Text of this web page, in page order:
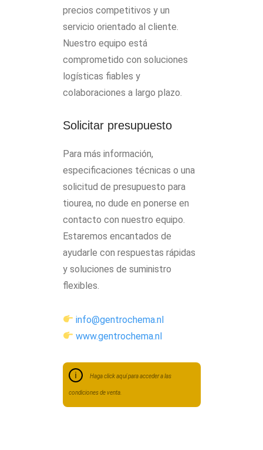
precios competitivos y un
servicio orientado al cliente.
Nuestro equipo está
comprometido con soluciones
logísticas fiables y
colaboraciones a largo plazo.
Solicitar presupuesto
Para más información,
especificaciones técnicas o una
solicitud de presupuesto para
tiourea, no dude en ponerse en
contacto con nuestro equipo.
Estaremos encantados de
ayudarle con respuestas rápidas
y soluciones de suministro
flexibles.
info@gentrochema.nl
www.gentrochema.nl
Haga click aquí para acceder a las
condiciones de venta.